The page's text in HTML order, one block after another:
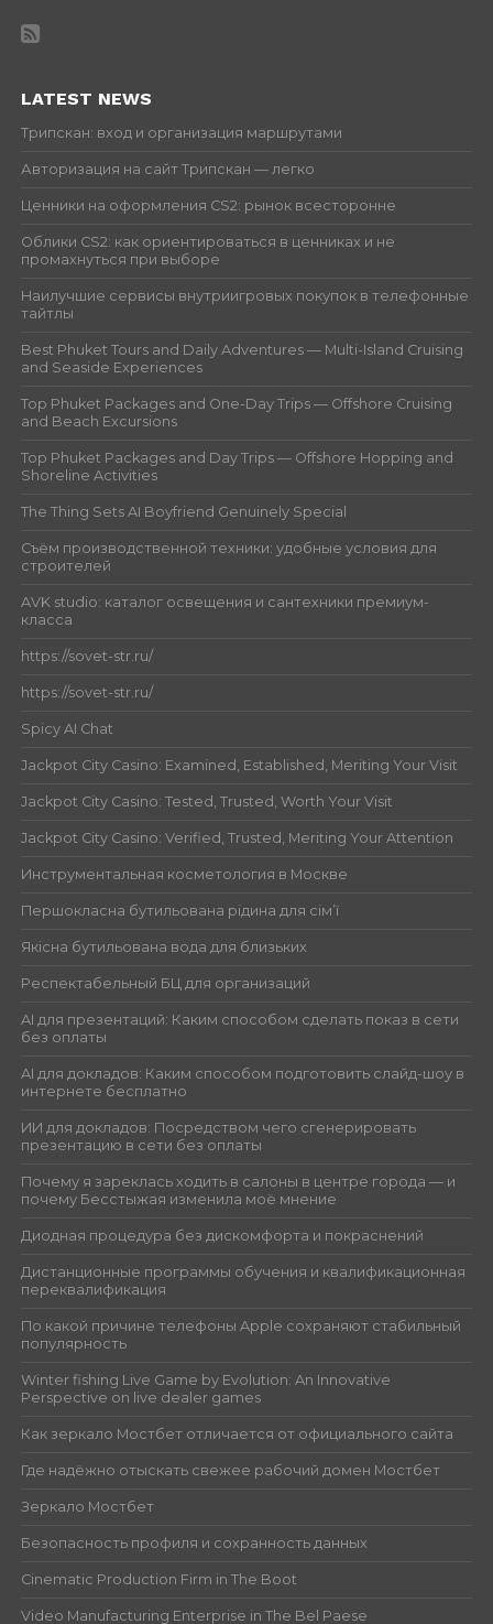
LATEST NEWS
Трипскан: вход и организация маршрутами
Авторизация на сайт Трипскан — легко
Ценники на оформления CS2: рынок всесторонне
Облики CS2: как ориентироваться в ценниках и не
промахнуться при выборе
Наилучшие сервисы внутриигровых покупок в телефонные
тайтлы
Best Phuket Tours and Daily Adventures — Multi-Island Cruising
and Seaside Experiences
Top Phuket Packages and One-Day Trips — Offshore Cruising
and Beach Excursions
Top Phuket Packages and Day Trips — Offshore Hopping and
Shoreline Activities
The Thing Sets AI Boyfriend Genuinely Special
Съём производственной техники: удобные условия для
строителей
AVK studio: каталог освещения и сантехники премиум-
класса
https://sovet-str.ru/
https://sovet-str.ru/
Spicy AI Chat
Jackpot City Casino: Examined, Established, Meriting Your Visit
Jackpot City Casino: Tested, Trusted, Worth Your Visit
Jackpot City Casino: Verified, Trusted, Meriting Your Attention
Инструментальная косметология в Москве
Першокласна бутильована рідина для сім’ї
Якісна бутильована вода для близьких
Респектабельный БЦ для организаций
AI для презентаций: Каким способом сделать показ в сети
без оплаты
AI для докладов: Каким способом подготовить слайд-шоу в
интернете бесплатно
ИИ для докладов: Посредством чего сгенерировать
презентацию в сети без оплаты
Почему я зареклась ходить в салоны в центре города — и
почему Бесстыжая изменила моё мнение
Диодная процедура без дискомфорта и покраснений
Дистанционные программы обучения и квалификационная
переквалификация
По какой причине телефоны Apple сохраняют стабильный
популярность
Winter fishing Live Game by Evolution: An Innovative
Perspective on live dealer games
Как зеркало Мостбет отличается от официального сайта
Где надёжно отыскать свежее рабочий домен Мостбет
Зеркало Мостбет
Безопасность профиля и сохранность данных
Cinematic Production Firm in The Boot
Video Manufacturing Enterprise in The Bel Paese